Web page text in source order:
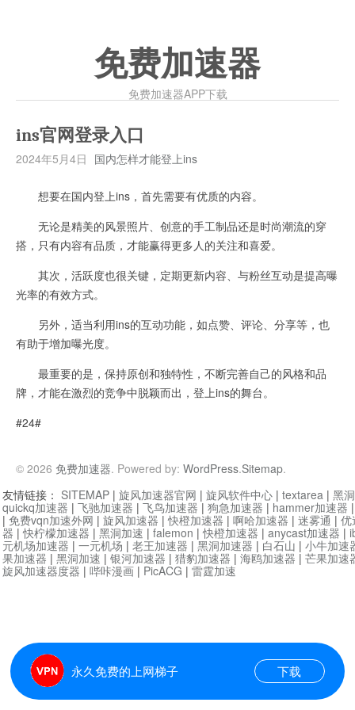
免费加速器
免费加速器APP下载
ins官网登录入口
2024年5月4日 国内怎样才能登上ins
想要在国内登上ins，首先需要有优质的内容。
无论是精美的风景照片、创意的手工制品还是时尚潮流的穿
搭，只有内容有品质，才能赢得更多人的关注和喜爱。
其次，活跃度也很关键，定期更新内容、与粉丝互动是提高曝
光率的有效方式。
另外，适当利用ins的互动功能，如点赞、评论、分享等，也
有助于增加曝光度。
最重要的是，保持原创和独特性，不断完善自己的风格和品
牌，才能在激烈的竞争中脱颖而出，登上ins的舞台。
#24#
© 2026 免费加速器. Powered by: WordPress.Sitemap.
永久免费的上网梯子 下载
友情链接： SITEMAP | 旋风加速器官网 | 旋风软件中心 | textarea | 黑
quickq加速器 | 飞驰加速器 | 飞鸟加速器 | 狗急加速器 | hammer加速器
| 免费vqn加速外网 | 旋风加速器 |快橙加速器 | 啊哈加速器 | 迷雾通 | 优
器 |快柠檬加速器 | 黑洞加速 | falemon |快橙加速器 | anycast加速器 |
元机场加速器 | 一元机场 | 老王加速器 | 黑洞加速器 | 白石山 | 小牛加速
果加速器 | 黑洞加速 | 银河加速器 | 猎豹加速器 | 海鸥加速器 | 芒果加速
旋风加速器度器 | 哔咔漫画 | PicACG | 雷霆加速